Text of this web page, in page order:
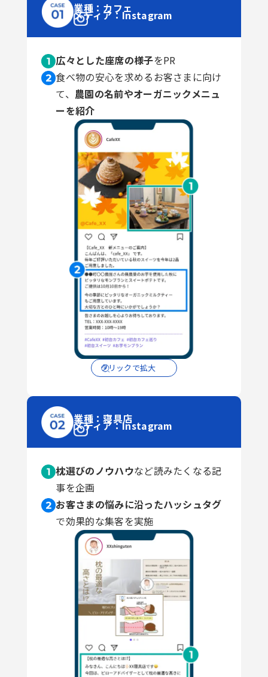
業種：カフェ
メディア：Instagram
広々とした座席の様子をPR
食べ物の安心を求めるお客さまに向け
て、 農園の名前やオーガニックメニュ
ーを紹介
クリックで拡大
業種：寝具店
メディア：Instagram
枕選びのノウハウなど読みたくなる記
事を企画
お客さまの悩みに沿ったハッシュタグ
で効果的な集客を実施